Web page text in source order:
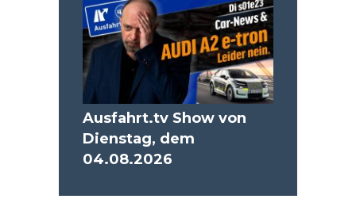
Ausfahrt.tv Show von
Dienstag, dem
04.08.2026